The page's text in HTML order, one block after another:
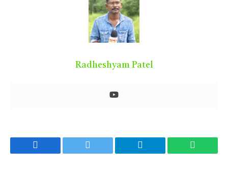
Radheshyam Patel
Facebook Twitter Telegram